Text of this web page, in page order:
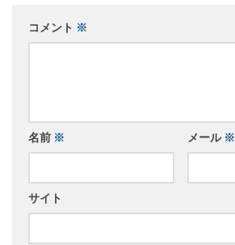
コメント ※
名前 ※ メール ※
サイト